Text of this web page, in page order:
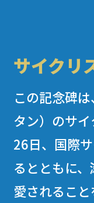
サイクリ
この記念碑
タン）のサ
26日、国際
るとともに
愛されるこ